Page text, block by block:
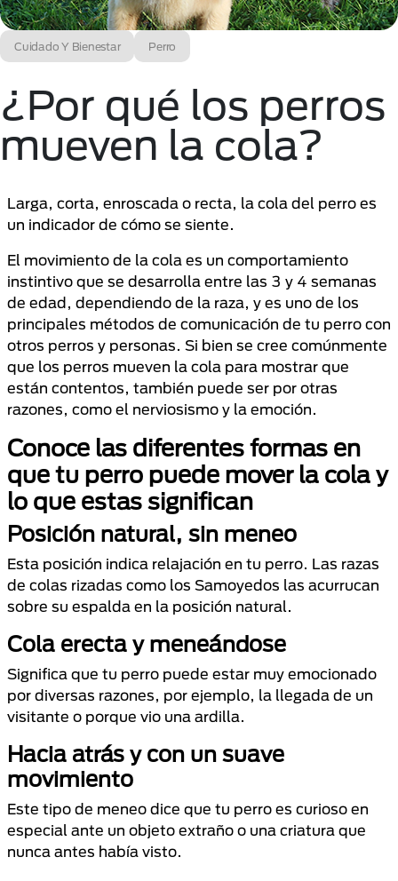
Cuidado Y Bienestar Perro
¿Por qué los perros
mueven la cola?
Larga, corta, enroscada o recta, la cola del perro es
un indicador de cómo se siente.
El movimiento de la cola es un comportamiento
instintivo que se desarrolla entre las 3 y 4 semanas
de edad, dependiendo de la raza, y es uno de los
principales métodos de comunicación de tu perro con
otros perros y personas. Si bien se cree comúnmente
que los perros mueven la cola para mostrar que
están contentos, también puede ser por otras
razones, como el nerviosismo y la emoción.
Conoce las diferentes formas en
que tu perro puede mover la cola y
lo que estas significan
Posición natural, sin meneo
Esta posición indica relajación en tu perro. Las razas
de colas rizadas como los Samoyedos las acurrucan
sobre su espalda en la posición natural.
Cola erecta y meneándose
Significa que tu perro puede estar muy emocionado
por diversas razones, por ejemplo, la llegada de un
visitante o porque vio una ardilla.
Hacia atrás y con un suave
movimiento
Este tipo de meneo dice que tu perro es curioso en
especial ante un objeto extraño o una criatura que
nunca antes había visto.